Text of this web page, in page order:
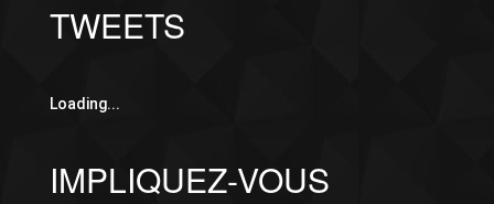
TWEETS
Loading...
IMPLIQUEZ-VOUS